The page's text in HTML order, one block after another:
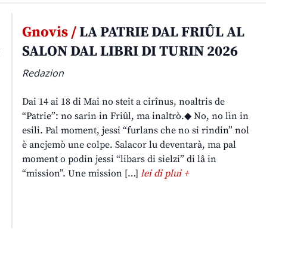
Gnovis /LA PATRIE DAL FRIÛL AL
SALON DAL LIBRI DI TURIN 2026
Redazion
Dai 14 ai 18 di Mai no steit a cirînus, noaltris de
“Patrie”: no sarin in Friûl, ma inaltrò.◆ No, no lìn in
esili. Pal moment, jessi “furlans che no si rindin” nol
è ancjemò une colpe. Salacor lu deventarà, ma pal
moment o podin jessi “libars di sielzi” di lâ in
“mission”. Une mission […]lei di plui +